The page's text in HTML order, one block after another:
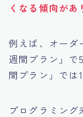
くなる傾向があ
例えば、オーダ
週間プラン」で
間プラン」では
プログラミン